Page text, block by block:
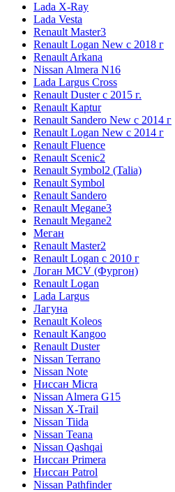
Lada X-Ray
Lada Vesta
Renault Master3
Renault Logan New с 2018 г
Renault Arkana
Nissan Almera N16
Lada Largus Cross
Renault Duster с 2015 г.
Renault Kaptur
Renault Sandero New с 2014 г
Renault Logan New с 2014 г
Renault Fluence
Renault Scenic2
Renault Symbol2 (Talia)
Renault Symbol
Renault Sandero
Renault Megane3
Renault Megane2
Меган
Renault Master2
Renault Logan c 2010 г
Логан МСV (Фургон)
Renault Logan
Lada Largus
Лагуна
Renault Koleos
Renault Kangoo
Renault Duster
Nissan Terrano
Nissan Note
Ниссан Micra
Nissan Almera G15
Nissan X-Trail
Nissan Tiida
Nissan Teana
Nissan Qashqai
Ниссан Primera
Ниссан Patrol
Nissan Pathfinder